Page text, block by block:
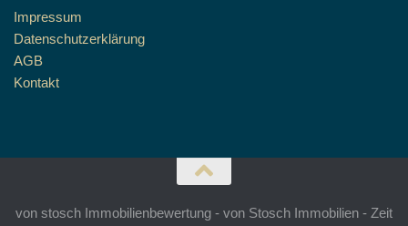
Impressum
Datenschutzerklärung
AGB
Kontakt
von stosch Immobilienbewertung - von Stosch Immobilien - Zeit